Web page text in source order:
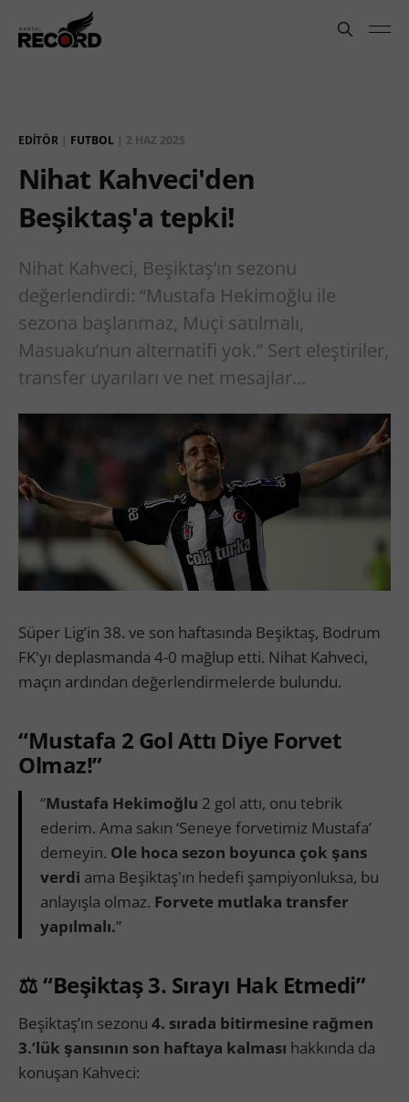
EDITÖR | FUTBOL | 2 HAZ 2025
Nihat Kahveci'den
Beşiktaş'a tepki!
Nihat Kahveci, Beşiktaş’ın sezonu
değerlendirdi: “Mustafa Hekimoğlu ile
sezona başlanmaz, Muçi satılmalı,
Masuaku’nun alternatifi yok.” Sert eleştiriler,
transfer uyarıları ve net mesajlar...
Süper Lig’in 38. ve son haftasında Beşiktaş, Bodrum
FK'yı deplasmanda 4-0 mağlup etti. Nihat Kahveci,
maçın ardından değerlendirmelerde bulundu.
“Mustafa 2 Gol Attı Diye Forvet
Olmaz!”
“Mustafa Hekimoğlu 2 gol attı, onu tebrik
ederim. Ama sakın ‘Seneye forvetimiz Mustafa’
demeyin. Ole hoca sezon boyunca çok şans
verdi ama Beşiktaş'ın hedefi şampiyonluksa, bu
anlayışla olmaz. Forvete mutlaka transfer
yapılmalı.”
⚖️ “Beşiktaş 3. Sırayı Hak Etmedi”
Beşiktaş’ın sezonu 4. sırada bitirmesine rağmen
3.’lük şansının son haftaya kalması hakkında da
konuşan Kahveci: